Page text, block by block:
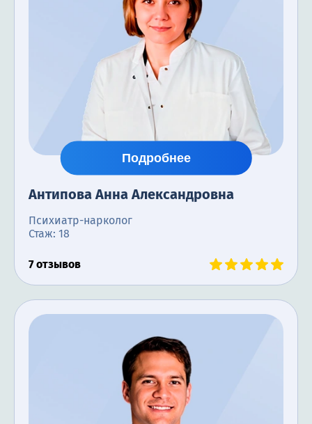
Подробнее
Антипова Анна Александровна
Психиатр-нарколог
Стаж: 18
7 отзывов